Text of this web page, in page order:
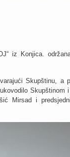
iz Konjica.
Skupštinu, a
Skupštinom
Mirsad i